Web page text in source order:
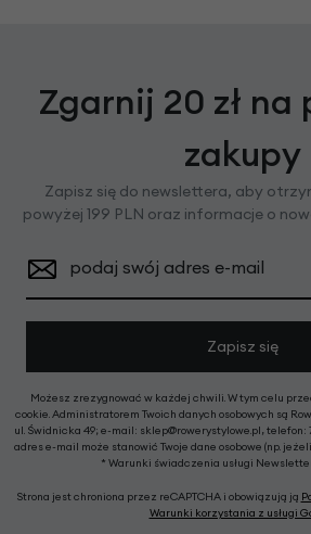
Zgarnij 20 zł na
zakupy
Zapisz się do newslettera, aby
powyżej 199 PLN oraz informacje o
podaj swój adres e-mail
Zapisz się
Możesz zrezygnować w każdej chwili. W tym celu
cookie. Administratorem Twoich danych osobowych są
ul. Świdnicka 49; e-mail: sklep@rowerystylowe.pl, telefon:
adres e-mail może stanowić Twoje dane osobowe (np.
* Warunki świadczenia usługi
Strona jest chroniona przez reCAPTCHA i obowiązują ją
Warunki korzystania z usługi